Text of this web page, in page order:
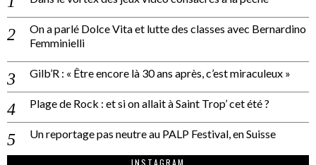
On a parlé Dolce Vita et lutte des classes avec Bernardino
Femminielli
Gilb’R : « Être encore là 30 ans après, c’est miraculeux »
Plage de Rock : et si on allait à Saint Trop’ cet été ?
Un reportage pas neutre au PALP Festival, en Suisse